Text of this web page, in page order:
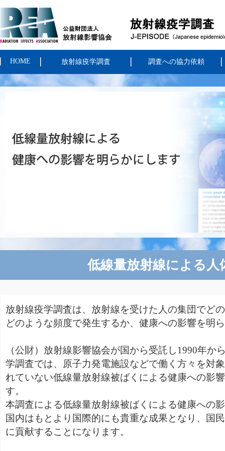
HOME 放射線疫学調査 調査への協力依頼
低線量放射線による
放射線疫学調査は、放射線を受けた人の集団でど
どのような頻度で発生するか、健康への影響を明
（公財）放射線影響協会が国から受託し1990年か
学調査では、原子力発電施設などで働く方々を対
れていない低線量放射線被ばくによる健康への影
す。
本調査による低線量放射線被ばくによる健康への
国内はもとより国際的にも貴重な成果となり、国
に貢献することになります。